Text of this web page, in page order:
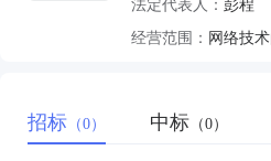
经营范围：
招标 （0） 中标 （0）